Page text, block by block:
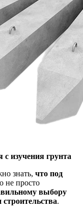
изучения грунта
знать, что под
не просто
выбору
.